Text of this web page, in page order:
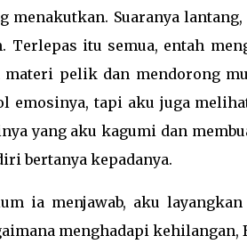
menakutkan. Suaranya
Terlepas itu semua, entah
materi pelik dan mendorong
emosinya, tapi aku juga
yang aku kagumi dan
bertanya kepadanya.
ia menjawab, aku
menghadapi kehilangan,